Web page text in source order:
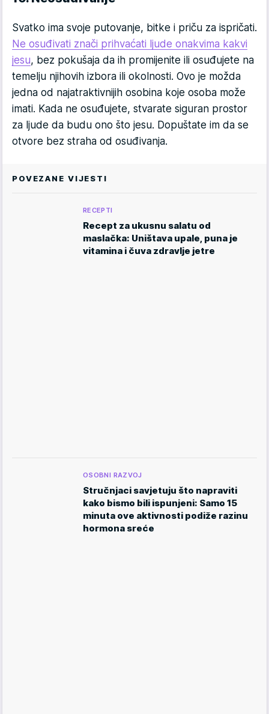
Svatko ima svoje putovanje, bitke i priču za ispričati.
Ne osuđivati znači prihvaćati ljude onakvima kakvi
jesu, bez pokušaja da ih promijenite ili osuđujete na
temelju njihovih izbora ili okolnosti. Ovo je možda
jedna od najatraktivnijih osobina koje osoba može
imati. Kada ne osuđujete, stvarate siguran prostor
za ljude da budu ono što jesu. Dopuštate im da se
otvore bez straha od osuđivanja.
POVEZANE VIJESTI
RECEPTI
Recept za ukusnu salatu od
maslačka: Uništava upale, puna je
vitamina i čuva zdravlje jetre
OSOBNI RAZVOJ
Stručnjaci savjetuju što napraviti
kako bismo bili ispunjeni: Samo 15
minuta ove aktivnosti podiže razinu
hormona sreće